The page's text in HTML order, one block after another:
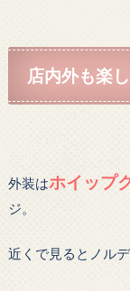
店内外も楽
外装はホイップ
ジ。
近くで見るとノル